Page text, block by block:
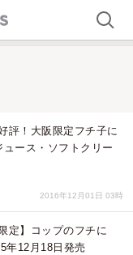
評！大阪限定フチ子に
ース・ソフトクリー
2016年12月01日 03時
定】コップのフチに
年12月18日発売